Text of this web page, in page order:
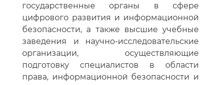
государственные органы в сфере
цифрового развития и информационной
безопасности, а также высшие учебные
заведения и научно-исследовательские
организации, осуществляющие
подготовку специалистов в области
права, информационной безопасности и